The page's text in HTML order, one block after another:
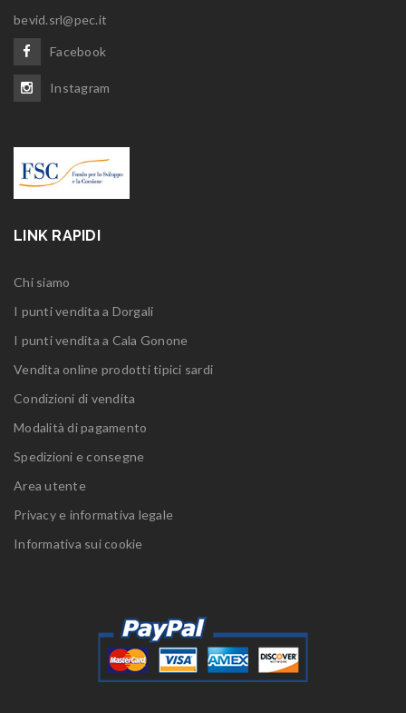
bevid.srl@pec.it
Facebook
Instagram
LINK RAPIDI
Chi siamo
I punti vendita a Dorgali
I punti vendita a Cala Gonone
Vendita online prodotti tipici sardi
Condizioni di vendita
Modalità di pagamento
Spedizioni e consegne
Area utente
Privacy e informativa legale
Informativa sui cookie